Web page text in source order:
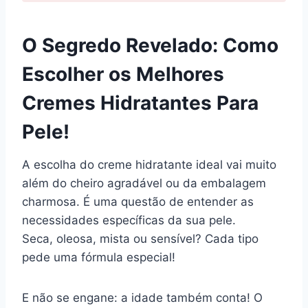
O Segredo Revelado: Como
Escolher os Melhores
Cremes Hidratantes Para
Pele!
A escolha do creme hidratante ideal vai muito
além do cheiro agradável ou da embalagem
charmosa. É uma questão de entender as
necessidades específicas da sua pele.
Seca, oleosa, mista ou sensível? Cada tipo
pede uma fórmula especial!
E não se engane: a idade também conta! O